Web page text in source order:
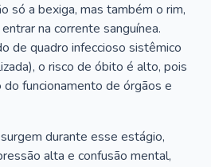
só a bexiga, mas também o rim,
na corrente sanguínea.
de quadro infeccioso sistêmico
o risco de óbito é alto, pois
funcionamento de órgãos e
durante esse estágio,
alta e confusão mental,